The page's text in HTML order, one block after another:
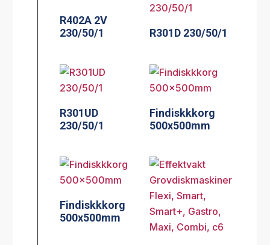
R402A 2V
230/50/1
R301D 230/50/1
R301UD
230/50/1
Findiskkkorg
500x500mm
Findiskkkorg
500x500mm